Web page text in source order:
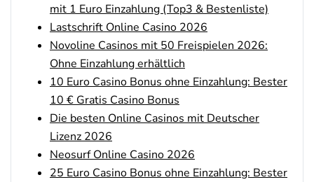
mit 1 Euro Einzahlung (Top3 & Bestenliste)
Lastschrift Online Casino 2026
Novoline Casinos mit 50 Freispielen 2026:
Ohne Einzahlung erhältlich
10 Euro Casino Bonus ohne Einzahlung: Bester
10 € Gratis Casino Bonus
Die besten Online Casinos mit Deutscher
Lizenz 2026
Neosurf Online Casino 2026
25 Euro Casino Bonus ohne Einzahlung: Bester